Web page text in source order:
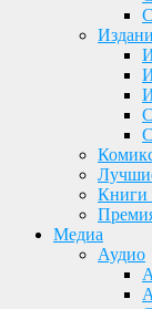
Книги
Медиа
Аудио